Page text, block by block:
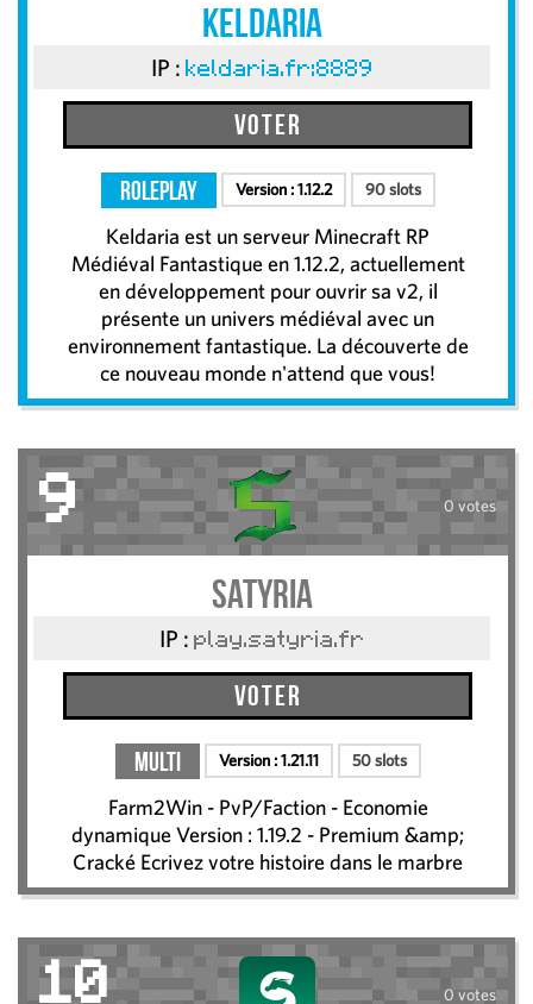
Keldaria
IP : keldaria.fr:8889
Voter
RolePlay Version :1.12.2 90 slots
Keldaria est un serveur Minecraft RP
Médiéval Fantastique en 1.12.2, actuellement
en développement pour ouvrir sa v2, il
présente un univers médiéval avec un
environnement fantastique. La découverte de
ce nouveau monde n'attend que vous!
9 0 votes
Satyria
IP : play.satyria.fr
Voter
Multi Version :1.21.11 50 slots
Farm2Win - PvP/Faction - Economie
dynamique Version : 1.19.2 - Premium &amp;
Cracké Ecrivez votre histoire dans le marbre
10 0 votes